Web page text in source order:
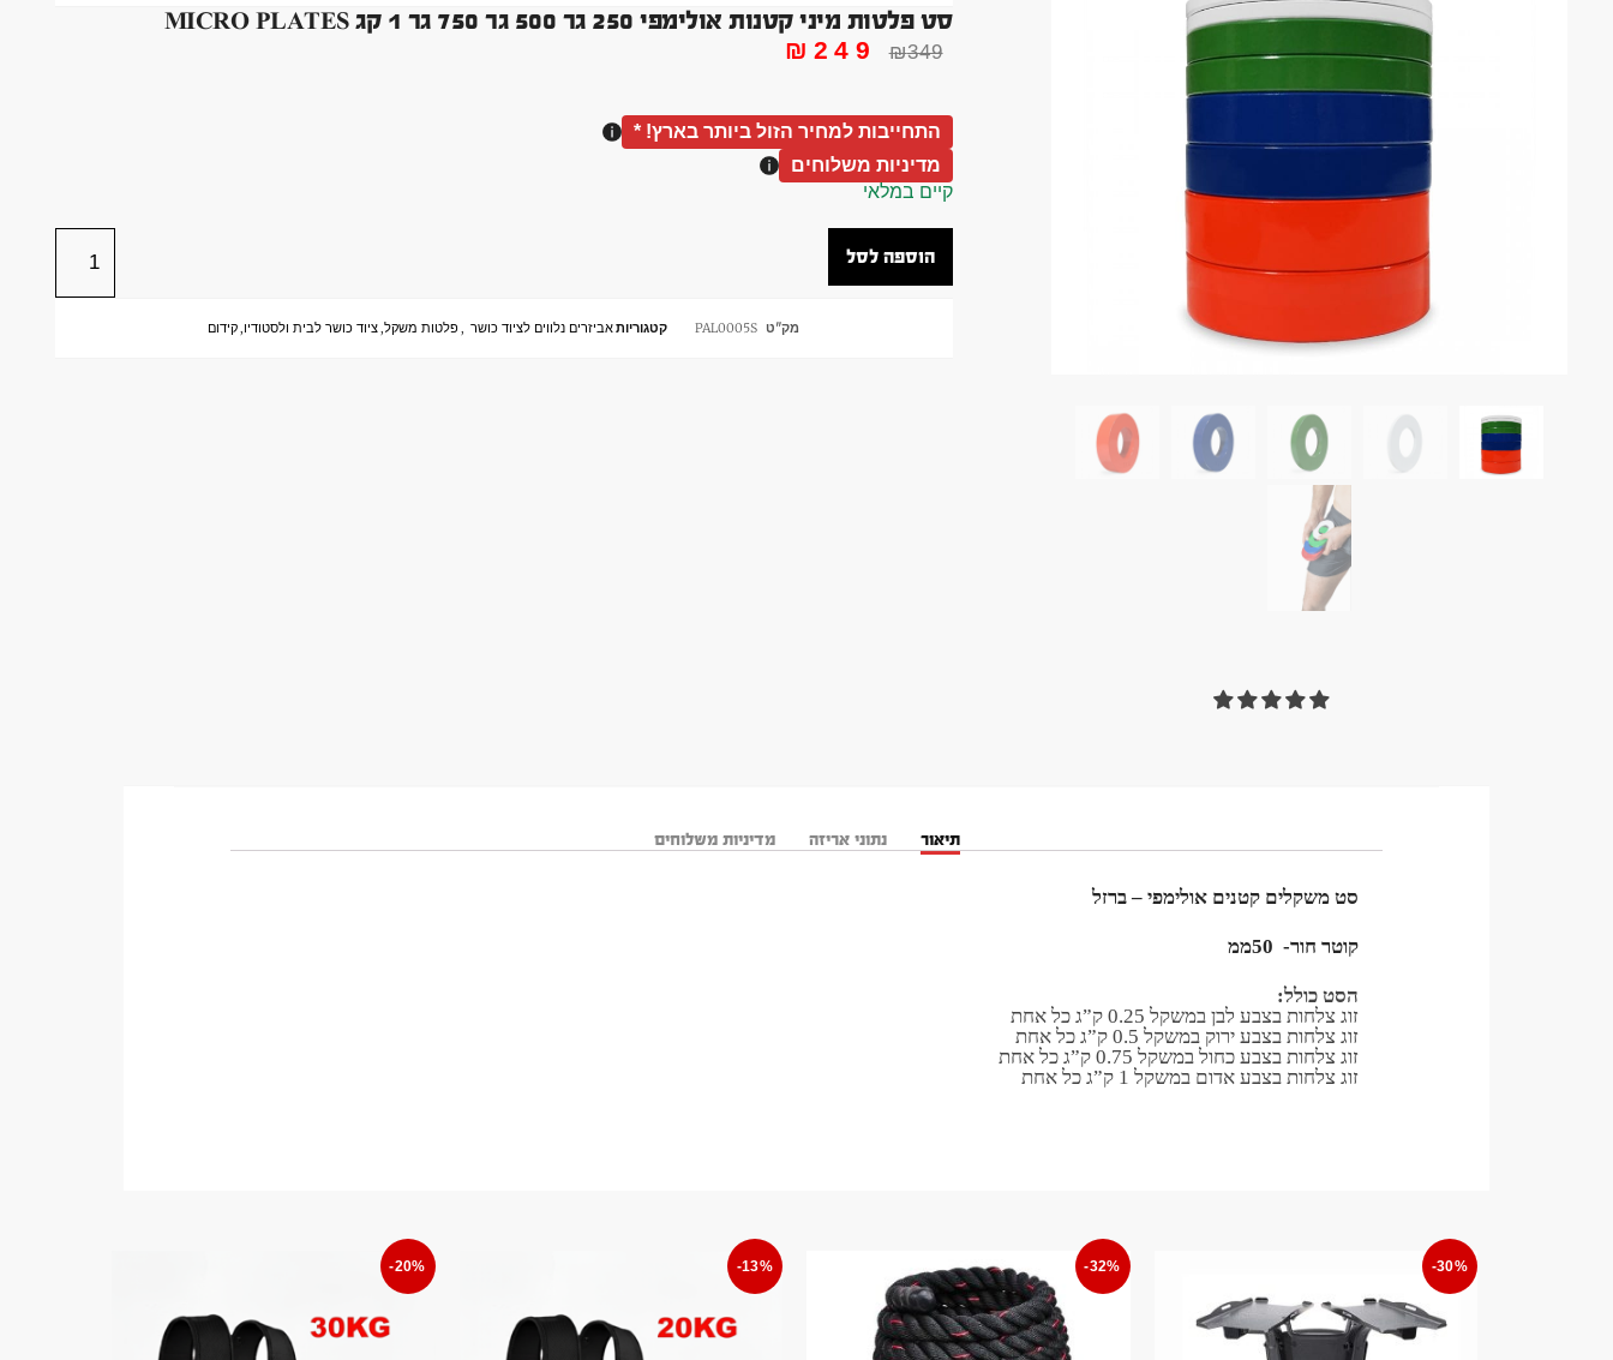
סט פלטות מיני קטנות אולימפי 250 גר 500 גר 750 גר 1 קג MICRO PLATES
₪349
₪ 249
התחייבות למחיר הזול ביותר בארץ! *
מדיניות משלוחים
קיים במלאי
הוספה לסל
מק"ט PAL0005S קטגוריותאביזרים נלווים לציוד כושר ,פלטות משקל,ציוד כושר לבית ולסטודיו,קידום
תיאור נתוני אריזה מדיניות משלוחים
סט משקלים קטנים אולימפי – ברזל
קוטר חור- 50ממ
הסט כולל:
זוג צלחות בצבע לבן במשקל 0.25 ק”ג כל אחת
זוג צלחות בצבע ירוק במשקל 0.5 ק”ג כל אחת
זוג צלחות בצבע כחול במשקל 0.75 ק”ג כל אחת
זוג צלחות בצבע אדום במשקל 1 ק”ג כל אחת
-30%
-32%
-13%
-20%